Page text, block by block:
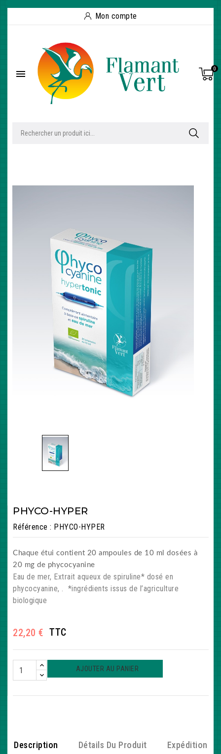
Mon compte
 0
PHYCO-HYPER
Référence : PHYCO-HYPER
Chaque étui contient 20 ampoules de 10 ml dosées à
20 mg de phycocyanine
Eau de mer, Extrait aqueux de spiruline* dosé en
phycocyanine, . *ingrédients issus de l’agriculture
biologique
22,20 € TTC
AJOUTER AU PANIER
Description Détails Du Produit Expédition